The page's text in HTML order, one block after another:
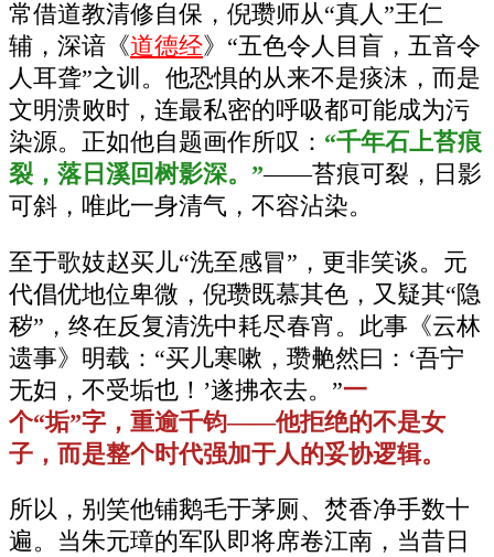
常借道教清修自保，倪瓒师从“真人”王仁
辅，深谙《道德经》“五色令人目盲，五音令
人耳聋”之训。他恐惧的从来不是痰沫，而是
文明溃败时，连最私密的呼吸都可能成为污
染源。正如他自题画作所叹： “千年石上苔痕
裂，落日溪回树影深。”——苔痕可裂，日影
可斜，唯此一身清气，不容沾染。
至于歌妓赵买儿“洗至感冒”，更非笑谈。元
代倡优地位卑微，倪瓒既慕其色，又疑其“隐
秽”，终在反复清洗中耗尽春宵。此事《云林
遗事》明载：“买儿寒嗽，瓒艴然曰：‘吾宁
无妇，不受垢也！’遂拂衣去。”一
个“垢”字，重逾千钧——他拒绝的不是女
子，而是整个时代强加于人的妥协逻辑。
所以，别笑他铺鹅毛于茅厕、焚香净手数十
遍。当朱元璋的军队即将席卷江南，当昔日